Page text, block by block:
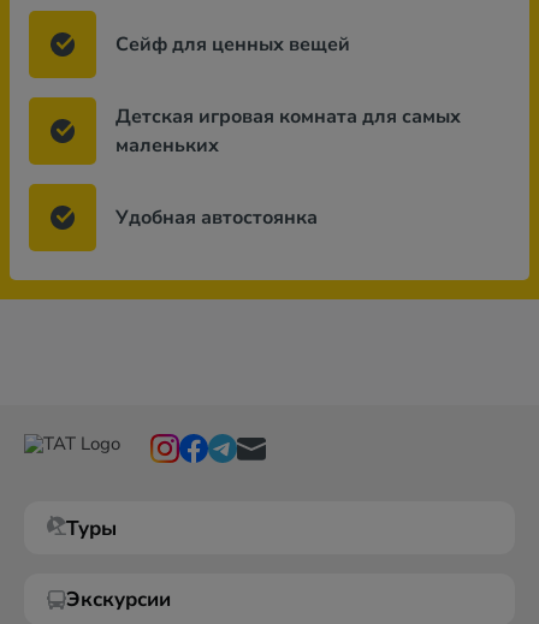
Сейф для ценных вещей
Детская игровая комната для самых
маленьких
Удобная автостоянка
Туры
Экскурсии